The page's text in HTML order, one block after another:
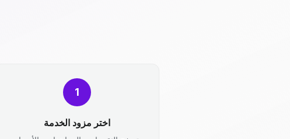
1
اختر مزود الخدمة